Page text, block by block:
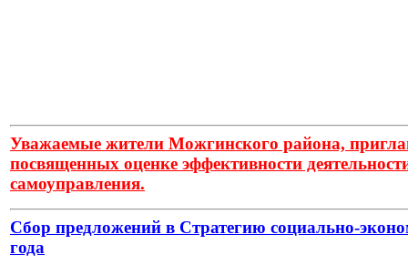
Уважаемые жители Можгинского района,
посвященных оценке эффективности
самоуправления.
Сбор предложений в Стратегию социально-
года